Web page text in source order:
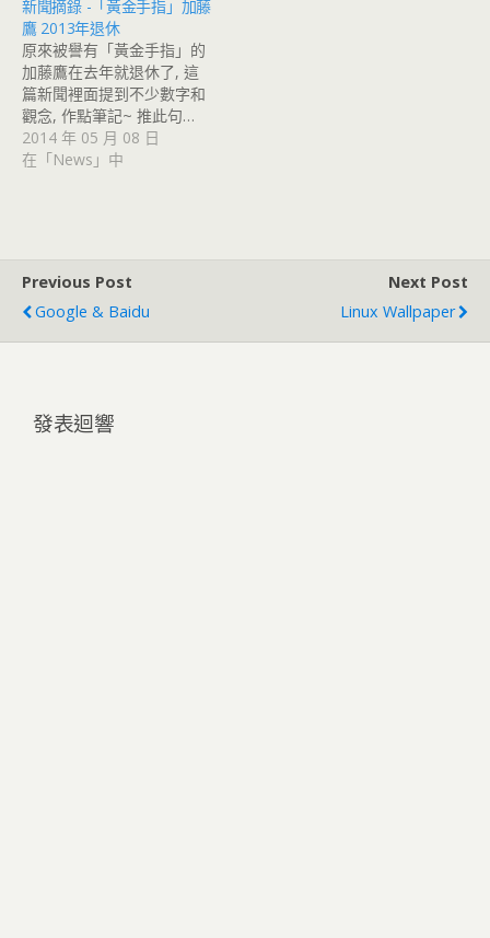
新聞摘錄 -「黃金手指」加藤
鷹 2013年退休
原來被譽有「黃金手指」的
加藤鷹在去年就退休了, 這
篇新聞裡面提到不少數字和
觀念, 作點筆記~ 推此句…
2014 年 05 月 08 日
在「News」中
Previous Post
Google & Baidu
Next Post
Linux Wallpaper
發表迴響